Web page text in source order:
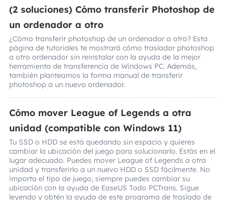
(2 soluciones) Cómo transferir Photoshop de
un ordenador a otro
¿Cómo transferir photoshop de un ordenador a otro? Esta
página de tutoriales te mostrará cómo trasladar photoshop
a otro ordenador sin reinstalar con la ayuda de la mejor
herramienta de transferencia de Windows PC. Además,
también planteamos la forma manual de transferir
photoshop a un nuevo ordenador.
Cómo mover League of Legends a otra
unidad (compatible con Windows 11)
Tu SSD o HDD se está quedando sin espacio y quieres
cambiar la ubicación del juego para solucionarlo. Estás en el
lugar adecuado. Puedes mover League of Legends a otra
unidad y transferirlo a un nuevo HDD o SSD fácilmente. No
importa el tipo de juego, siempre puedes cambiar su
ubicación con la ayuda de EaseUS Todo PCTrans. Sigue
leyendo y obtén la ayuda de este programa de traslado de